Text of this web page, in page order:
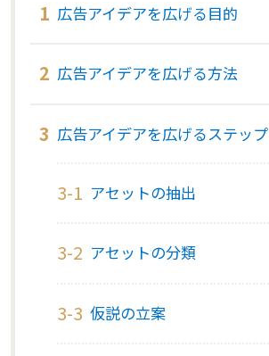
広告アイデアを広げる目的
広告アイデアを広げる方法
広告アイデアを広げるステップ
アセットの抽出
アセットの分類
仮説の立案